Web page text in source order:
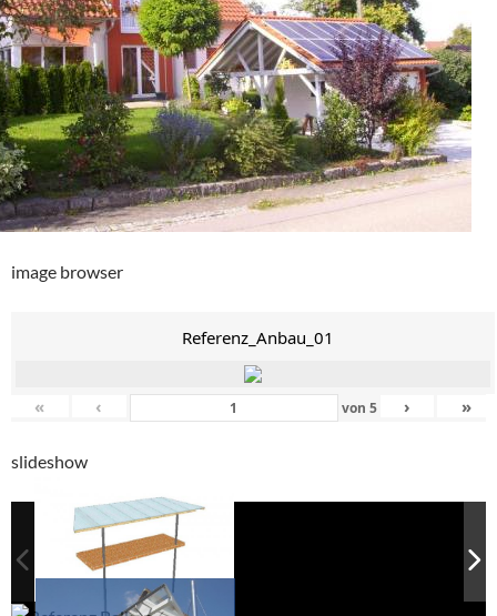
image browser
Referenz_Anbau_01
« ‹ von 5 › »
slideshow